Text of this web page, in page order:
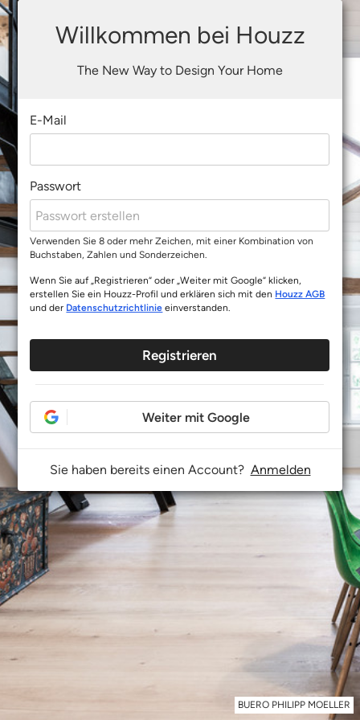
BUERO PHILIPP MOELLER
Willkommen bei Houzz
The New Way to Design Your Home
E-Mail
Passwort
Verwenden Sie 8 oder mehr Zeichen, mit einer Kombination von
Buchstaben, Zahlen und Sonderzeichen.
Wenn Sie auf „Registrieren“ oder „Weiter mit Google“ klicken,
erstellen Sie ein Houzz-Profil und erklären sich mit den Houzz AGB
und der Datenschutzrichtlinie einverstanden.
Registrieren
Weiter mit Google
Sie haben bereits einen Account? Anmelden